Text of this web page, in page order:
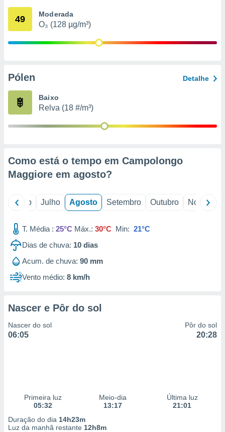
através
estudos
1199
49 Moderada
O₃ (128 µg/m³)
Pólen Detalhe
Baixo
Relva (18 #/m³)
Como está o tempo em Campolongo
Maggiore em agosto?
Junho Julho Agosto Setembro Outubro Novembro
T. Média : 25°C Máx.: 30°C Min: 21°C
Dias de chuva: 10 dias
Acum. de chuva: 90 mm
Vento médio: 8 km/h
Nascer e Pôr do sol
Nascer do sol
06:05
Pôr do sol
20:28
Primeira luz
05:32
Meio-dia
13:17
Última luz
21:01
Duração do dia 14h23m
Luz da manhã restante 12h8m